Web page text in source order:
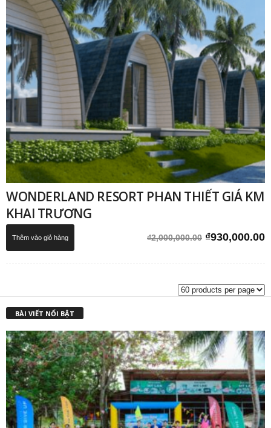
WONDERLAND RESORT PHAN THIẾT GIÁ KM
KHAI TRƯƠNG
₫2,000,000.00 Giá
₫930,000.00
Thêm vào giỏ hàng
BÀI VIẾT NỔI BẬT